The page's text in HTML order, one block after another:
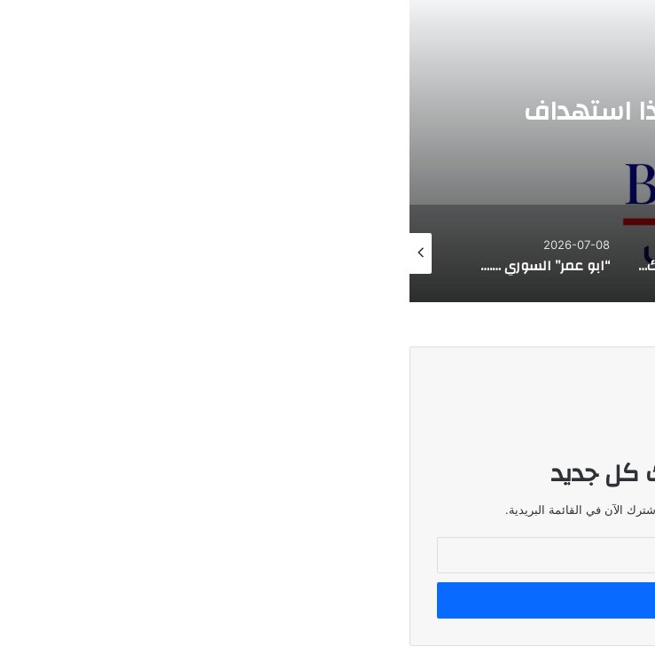
استهداف
نص مذكرة وليد بيك للمجلس المذهبي الدرزي
2026-07-08
“ابو عمر” السوري …. هذه المرة
2026-07-07
كل جديد
الآن في القائمة البريدية.